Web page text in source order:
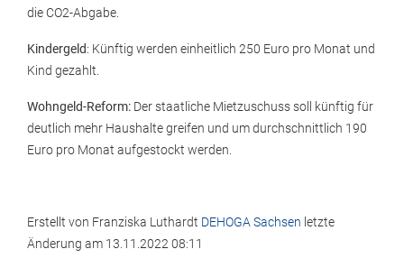
die CO2-Abgabe.
Kindergeld: Künftig werden einheitlich 250 Euro pro Monat und
Kind gezahlt.
Wohngeld-Reform: Der staatliche Mietzuschuss soll künftig für
deutlich mehr Haushalte greifen und um durchschnittlich 190
Euro pro Monat aufgestockt werden.
Erstellt von Franziska Luthardt DEHOGA Sachsen letzte
Änderung am 13.11.2022 08:11